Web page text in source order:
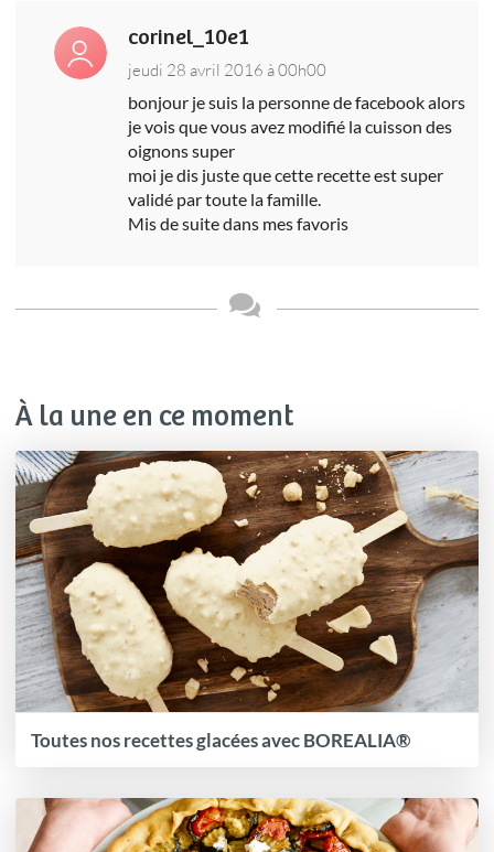
corinel_10e1
jeudi 28 avril 2016 à 00h00
bonjour je suis la personne de facebook alors
je vois que vous avez modifié la cuisson des
oignons super
moi je dis juste que cette recette est super
validé par toute la famille.
Mis de suite dans mes favoris
À la une en ce moment
Toutes nos recettes glacées avec BOREALIA®